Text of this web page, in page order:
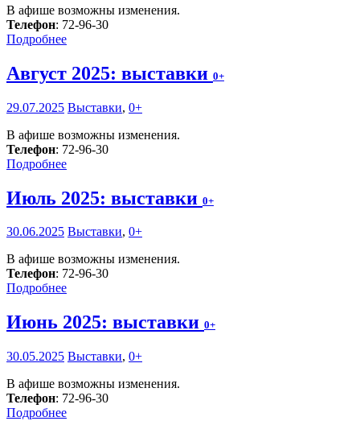
В афише возможны изменения.
Телефон: 72-96-30
Подробнее
Август 2025: выставки 0+
29.07.2025 Выставки, 0+
В афише возможны изменения.
Телефон: 72-96-30
Подробнее
Июль 2025: выставки 0+
30.06.2025 Выставки, 0+
В афише возможны изменения.
Телефон: 72-96-30
Подробнее
Июнь 2025: выставки 0+
30.05.2025 Выставки, 0+
В афише возможны изменения.
Телефон: 72-96-30
Подробнее